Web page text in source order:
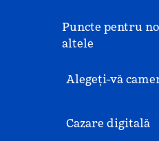
Puncte pentru
altele
Alegeți-vă
Cazare digitală